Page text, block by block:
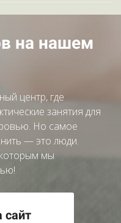
на нашем
центр, где
занятия для
Но самое
— это люди.
мы
сайт